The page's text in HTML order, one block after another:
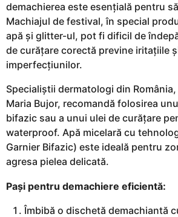
demachierea este esențială pentru
Machiajul de festival, în special
apă și glitter-ul, pot fi dificil de
de curățare corectă previne iritațiile
imperfecțiunilor.
Specialiștii dermatologi din
Maria Bujor, recomandă folosirea
bifazic sau a unui ulei de curățare
waterproof. Apă micelară cu
Garnier Bifazic) este ideală pentru
agresa pielea delicată.
Pași pentru demachiere eficientă:
Îmbibă o dischetă demachiantă